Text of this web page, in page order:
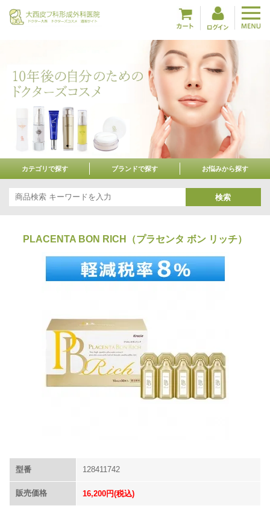
カテゴリで探す ブランドで探す お悩みから探す
検索
PLACENTA BON RICH（プラセンタ ボン リッチ）
型番 128411742
販売価格 16,200円(税込)